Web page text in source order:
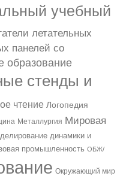
учебный
летательных
панелей со
образование
стенды и
чтение Логопедия
Металлургия Мировая
динамики и
промышленность ОБЖ/
Окружающий мир